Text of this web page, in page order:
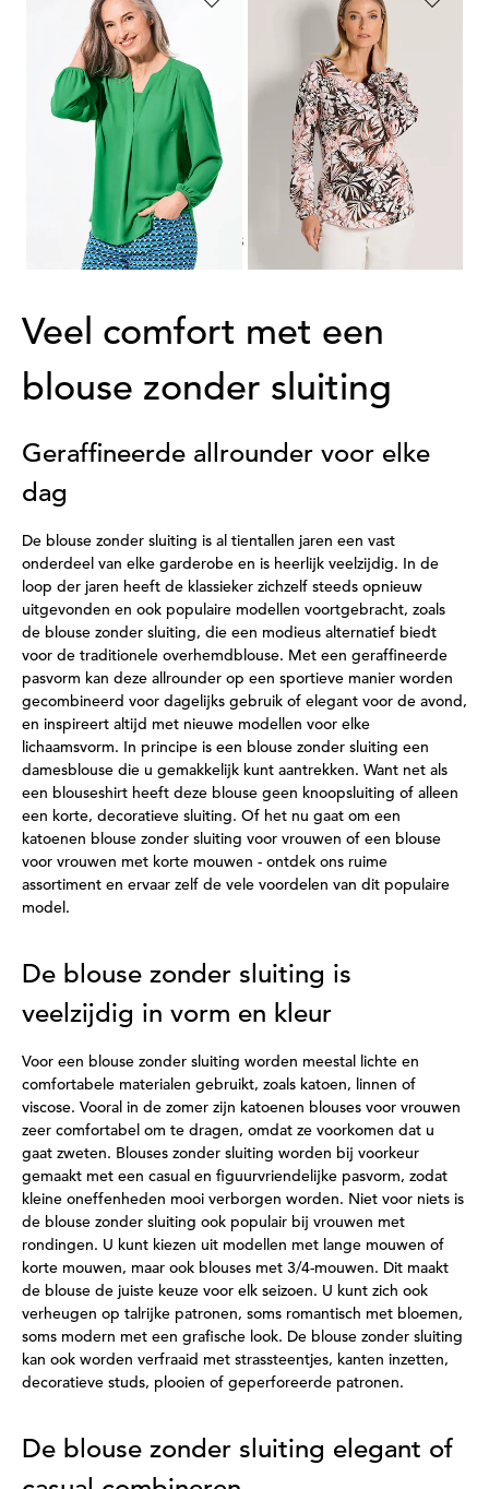
GOLDNER
Blouse met tuniekhals
49,95 €99,95 €
Blouse met bladerprint
89,95 €
Laagste prijs van de afgelopen 30
dagen**: 49,95 € (-40%)
1 3
Veel comfort met een
blouse zonder sluiting
Geraffineerde allrounder voor elke
dag
De blouse zonder sluiting is al tientallen jaren een vast
onderdeel van elke garderobe en is heerlijk veelzijdig. In de
loop der jaren heeft de klassieker zichzelf steeds opnieuw
uitgevonden en ook populaire modellen voortgebracht, zoals
de blouse zonder sluiting, die een modieus alternatief biedt
voor de traditionele overhemdblouse. Met een geraffineerde
pasvorm kan deze allrounder op een sportieve manier worden
gecombineerd voor dagelijks gebruik of elegant voor de avond,
en inspireert altijd met nieuwe modellen voor elke
lichaamsvorm. In principe is een blouse zonder sluiting een
damesblouse die u gemakkelijk kunt aantrekken. Want net als
een blouseshirt heeft deze blouse geen knoopsluiting of alleen
een korte, decoratieve sluiting. Of het nu gaat om een
katoenen blouse zonder sluiting voor vrouwen of een blouse
voor vrouwen met korte mouwen - ontdek ons ruime
assortiment en ervaar zelf de vele voordelen van dit populaire
model.
De blouse zonder sluiting is
veelzijdig in vorm en kleur
Voor een blouse zonder sluiting worden meestal lichte en
comfortabele materialen gebruikt, zoals katoen, linnen of
viscose. Vooral in de zomer zijn katoenen blouses voor vrouwen
zeer comfortabel om te dragen, omdat ze voorkomen dat u
gaat zweten. Blouses zonder sluiting worden bij voorkeur
gemaakt met een casual en figuurvriendelijke pasvorm, zodat
kleine oneffenheden mooi verborgen worden. Niet voor niets is
de blouse zonder sluiting ook populair bij vrouwen met
rondingen. U kunt kiezen uit modellen met lange mouwen of
korte mouwen, maar ook blouses met 3/4-mouwen. Dit maakt
de blouse de juiste keuze voor elk seizoen. U kunt zich ook
verheugen op talrijke patronen, soms romantisch met bloemen,
soms modern met een grafische look. De blouse zonder sluiting
kan ook worden verfraaid met strassteentjes, kanten inzetten,
decoratieve studs, plooien of geperforeerde patronen.
De blouse zonder sluiting elegant of